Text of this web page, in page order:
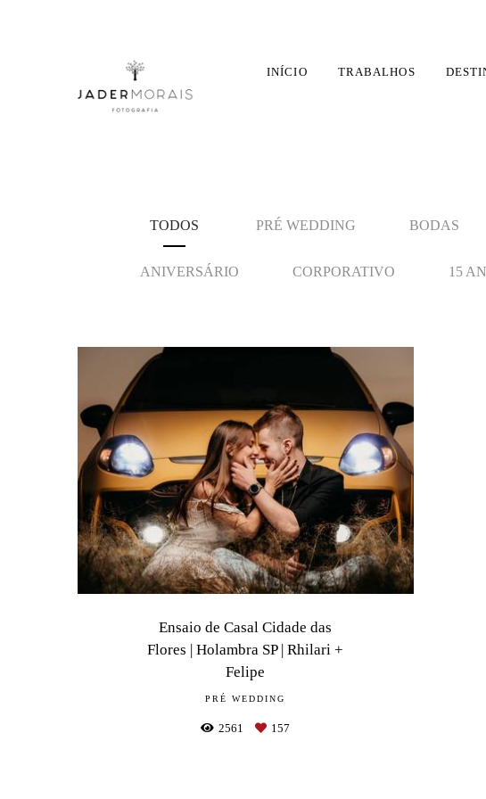
INÍCIO TRABALHOS
TODOS PRÉ WEDDING BODAS
ANIVERSÁRIO CORPORATIVO 15
Ensaio de Casal Cidade das
Flores | Holambra SP | Rhilari +
Felipe
PRÉ WEDDING
2561 157